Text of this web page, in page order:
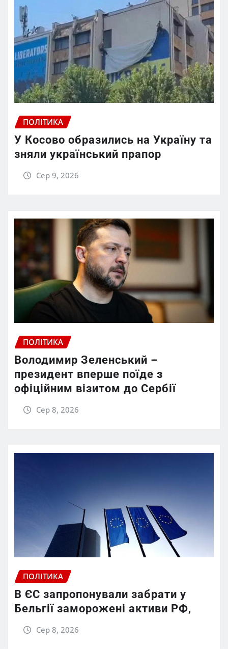
ПОЛІТИКА
У Косово образились на Україну та
зняли український прапор
Сер 9, 2026
ПОЛІТИКА
Володимир Зеленський –
президент вперше поїде з
офіційним візитом до Сербії
Сер 8, 2026
ПОЛІТИКА
В ЄС запропонували забрати у
Бельгії заморожені активи РФ,
Сер 8, 2026